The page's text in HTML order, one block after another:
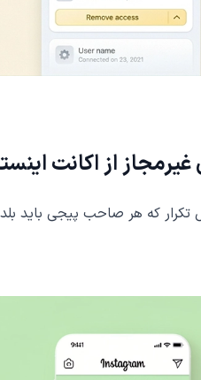
از اکانت
که هر صاحب پیجی باید بلد